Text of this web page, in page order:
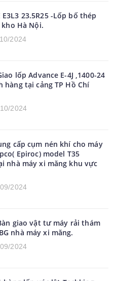
E3L3 23.5R25 -Lốp bố thép
Hà Nội.
2024
lốp Advance E-4J ,1400-24
hàng tại cảng TP Hồ Chí
2024
cấp cụm nén khí cho máy
Epiroc) model T35
nhà máy xi măng khu vực
2024
giao vật tư máy rải thám
nhà máy xi măng.
2024